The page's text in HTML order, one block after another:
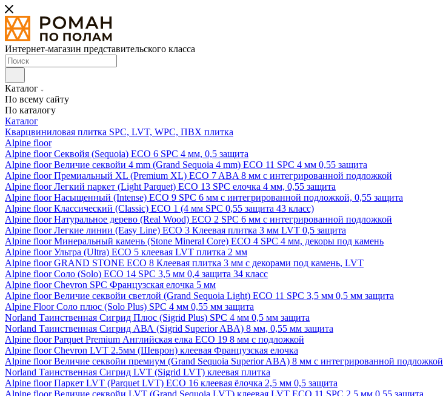
Интернет-магазин представительского класса
Каталог
По всему сайту
По каталогу
Каталог
Кварцвиниловая плитка SPC, LVT, WPC, ПВХ плитка
Alpine floor
Alpine floor Секвойя (Sequoia) ECO 6 SPC 4 мм, 0,5 защита
Alpine floor Величие секвойи 4 mm (Grand Sequoia 4 mm) ECO 11 SPC 4 мм 0,55 защита
Alpine floor Премиальный XL (Premium XL) ECO 7 ABA 8 мм с интегрированной подложкой
Alpine floor Легкий паркет (Light Parquet) ECO 13 SPC елочка 4 мм, 0,55 защита
Alpine floor Насыщенный (Intense) ECO 9 SPC 6 мм с интегрированной подложкой, 0,55 защита
Alpine floor Классический (Classic) ECO 1 (4 мм SPC 0,55 защита 43 класс)
Alpine floor Натуральное дерево (Real Wood) ECO 2 SPC 6 мм с интегрированной подложкой
Alpine floor Легкие линии (Easy Line) ECO 3 Клеевая плитка 3 мм LVT 0,5 защита
Alpine floor Минеральный камень (Stone Mineral Core) ECO 4 SPC 4 мм, декоры под камень
Alpine floor Ультра (Ultra) ECO 5 клеевая LVT плитка 2 мм
Alpine floor GRAND STONE ECO 8 Клеевая плитка 3 мм с декорами под камень, LVT
Alpine floor Соло (Solo) ECO 14 SPC 3,5 мм 0,4 защита 34 класс
Alpine floor Chevron SPC Французская елочка 5 мм
Alpine floor Величие секвойи светлой (Grand Sequoia Light) ECO 11 SPC 3,5 мм 0,5 мм защита
Alpine Floor Соло плюс (Solo Plus) SPC 4 мм 0,55 мм защита
Norland Таинственная Сигрид Плюс (Sigrid Plus) SPC 4 мм 0,5 мм защита
Norland Таинственная Сигрид АВА (Sigrid Superior ABA) 8 мм, 0,55 мм защита
Alpine floor Parquet Premium Английская елка ECO 19 8 мм с подложкой
Alpine floor Chevron LVT 2.5мм (Шеврон) клеевая Французская елочка
Alpine floor Величие секвойи премиум (Grand Sequoia Superior ABA) 8 мм с интегрированной подложкой
Norland Таинственная Сигрид LVT (Sigrid LVT) клеевая плитка
Alpine floor Паркет LVT (Parquet LVT) ECO 16 клеевая ёлочка 2,5 мм 0,5 защита
Alpine floor Величие секвойи LVT (Grand Sequoia LVT) клеевая LVT ECO 11 SPC 2,5 мм 0,55 защита